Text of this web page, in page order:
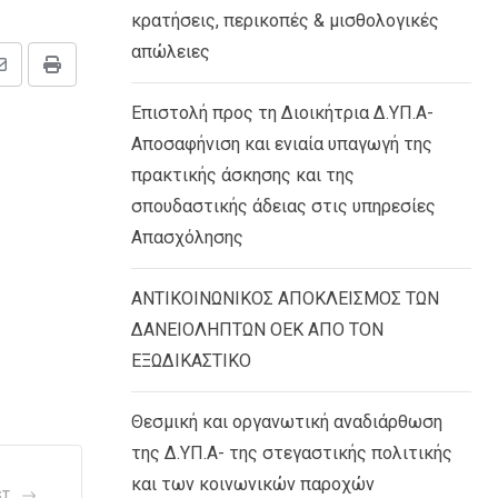
Print
κρατήσεις, περικοπές & μισθολογικές
απώλειες
Επιστολή προς τη Διοικήτρια Δ.ΥΠ.Α-
Αποσαφήνιση και ενιαία υπαγωγή της
πρακτικής άσκησης και της
σπουδαστικής άδειας στις υπηρεσίες
Απασχόλησης
ΑΝΤΙΚΟΙΝΩΝΙΚΟΣ ΑΠΟΚΛΕΙΣΜΟΣ ΤΩΝ
ΔΑΝΕΙΟΛΗΠΤΩΝ ΟΕΚ ΑΠΟ ΤΟΝ
ΕΞΩΔΙΚΑΣΤΙΚΟ
Θεσμική και οργανωτική αναδιάρθωση
της Δ.ΥΠ.Α- της στεγαστικής πολιτικής
και των κοινωνικών παροχών